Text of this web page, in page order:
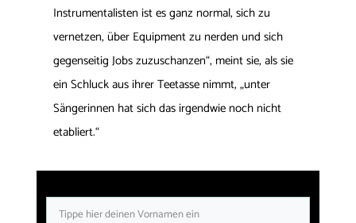
Instrumentalisten ist es ganz normal, sich zu
vernetzen, über Equipment zu nerden und sich
gegenseitig Jobs zuzuschanzen“, meint sie, als sie
ein Schluck aus ihrer Teetasse nimmt, „unter
Sängerinnen hat sich das irgendwie noch nicht
etabliert.“